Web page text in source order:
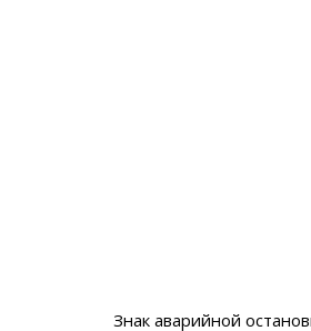
Знак аварийной